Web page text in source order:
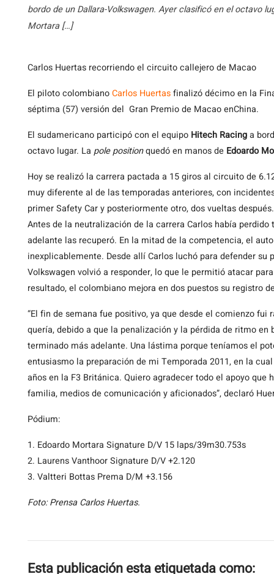
bordo de un Dallara-Volkswagen. Ayer clasificó en el octavo
Mortara […]
Carlos Huertas recorriendo el circuito callejero de Macao
El piloto colombianoCarlos Huertasfinalizó décimo en la
séptima (57) versión del Gran Premio de Macao enChina.
El sudamericano participó con el equipo Hitech Racinga
octavo lugar. La pole positionquedó en manos de Edoardo
Hoy se realizó la carrera pactada a 15 giros al circuito de
muy diferente al de las temporadas anteriores, con
primer Safety Car y posteriormente otro, dos vueltas después.
Antes de la neutralización de la carrera Carlos había
adelante las recuperó. En la mitad de la competencia, el
inexplicablemente. Desde allí Carlos luchó para defender
Volkswagen volvió a responder, lo que le permitió atacar
resultado, el colombiano mejora en dos puestos su registro
“El fin de semana fue positivo, ya que desde el comienzo
quería, debido a que la penalización y la pérdida de ritmo
terminado más adelante. Una lástima porque teníamos el
entusiasmo la preparación de mi Temporada 2011, en la
años en la F3 Británica. Quiero agradecer todo el apoyo
familia, medios de comunicación y aficionados”, declaró
Pódium:
1. Edoardo Mortara Signature D/V 15 laps/39m30.753s
2. Laurens Vanthoor Signature D/V +2.120
3. Valtteri Bottas Prema D/M +3.156
Foto: Prensa Carlos Huertas.
Esta publicación esta etiquetada como: